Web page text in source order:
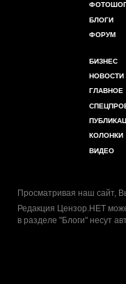
БЛОГИ
ФОРУМ
БИЗНЕС
НОВОСТИ
ГЛАВНОЕ
КОЛОНКИ
ВИДЕО
Просматривая наш сайт,
Редакция Цензор.НЕТ
в разделе "Блоги" несут